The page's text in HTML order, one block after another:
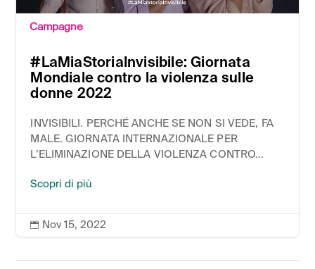
Campagne
#LaMiaStoriaInvisibile: Giornata
Mondiale contro la violenza sulle
donne 2022
INVISIBILI. PERCHÉ ANCHE SE NON SI VEDE, FA
MALE. GIORNATA INTERNAZIONALE PER
L’ELIMINAZIONE DELLA VIOLENZA CONTRO...
Scopri di più
 Nov 15, 2022